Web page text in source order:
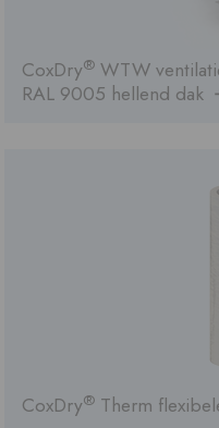
CoxDry® WTW
RAL 9005 hellend dak
CoxDry® Therm